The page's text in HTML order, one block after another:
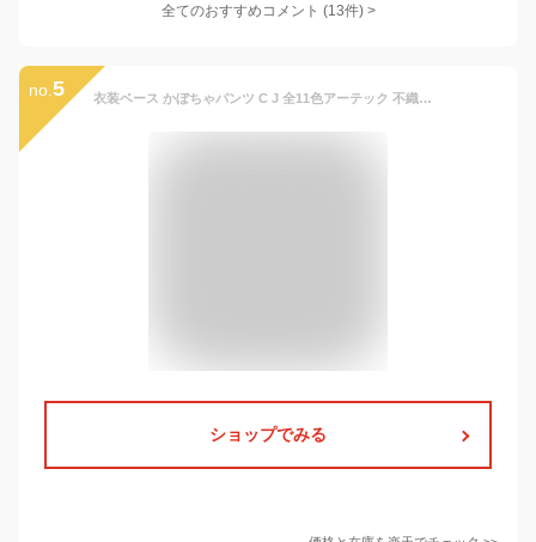
全てのおすすめコメント (13件) >
no. 5 衣装ベース かぼちゃパンツ C J 全11色アーテック 不織布 発表会 学芸会 幼稚園 保育園 子供 手作り ズボン 子ども 小学生 ハロウィン 衣装 (ネコポス可能数 C Jサイズ1まで)
ショップでみる